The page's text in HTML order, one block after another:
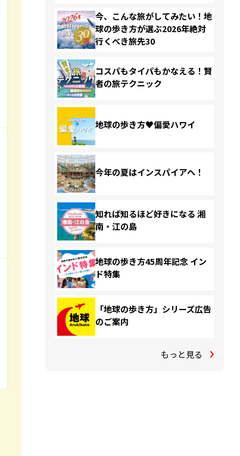
今、こんな旅がしてみたい！地
球の歩き方が選ぶ2026年絶対
行くべき旅先30
コスパもタイパもかなえる！賢
者の旅テクニック
地球の歩き方♥偏愛ハワイ
今年の夏はインスパイアへ！
知れば知るほど好きになる 湘
南・江の島
地球の歩き方45周年記念 イン
ド特集
「地球の歩き方」シリーズ広告
のご案内
もっと見る